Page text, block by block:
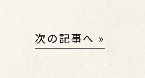
次の記事へ »